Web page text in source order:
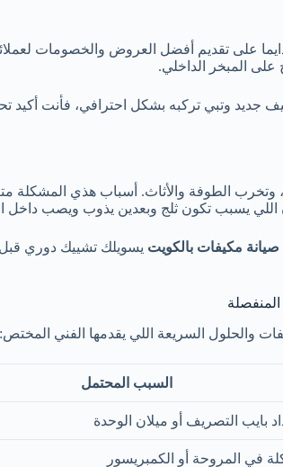
تقديم أفضل العروض والخصومات
على المبخر الداخلي.
جديد وتبي تركبه بشكل احترافي، فأنت أكيد
الطوفة والأثاث. أسباب هذي المشكلة
يسبب تكون ثلج وبعدين يذوب ويصب داخل
مكيفات بالكويت يسويلك تشييك دوري
والحلول السريعة اللي يقدمها الفني المختص:
السبب المحتمل
بايب التصريف أو ميلان الوحدة
في المروحة أو الكمبريسور